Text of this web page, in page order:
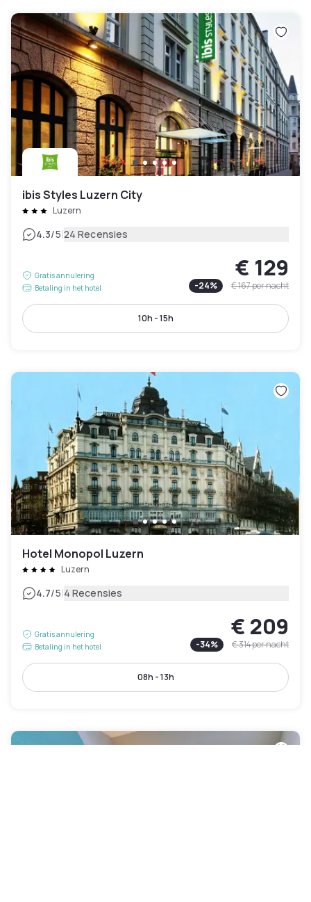
ibis Styles Luzern City
Luzern
4.3/5|24 Recensies
Gratis annulering
Betaling in het hotel
€ 129
-24% € 167per nacht
10h - 15h
Hotel Monopol Luzern
Luzern
4.7/5|4 Recensies
Gratis annulering
Betaling in het hotel
€ 209
-34% € 314per nacht
08h - 13h